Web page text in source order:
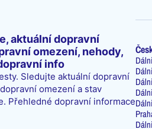
aktuální dopravní
omezení, nehody,
info
Sledujte aktuální dopravní
omezení a stav
Přehledné dopravní informace